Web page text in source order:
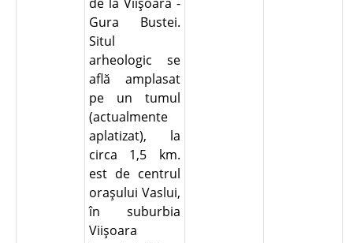
Gura Bustei.
Situl
arheologic se
află amplasat
pe un tumul
(actualmente
aplatizat), la
circa 1,5 km.
est de centrul
oraşului Vaslui,
în suburbia
Viişoara